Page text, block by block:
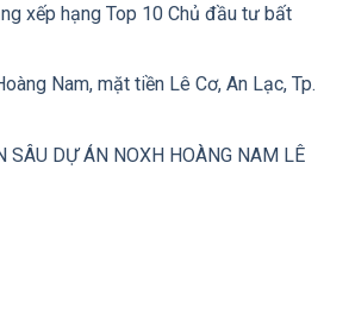
xếp hạng Top 10 Chủ đầu tư bất
Nam, mặt tiền Lê Cơ, An Lạc, Tp.
SÂU DỰ ÁN NOXH HOÀNG NAM LÊ